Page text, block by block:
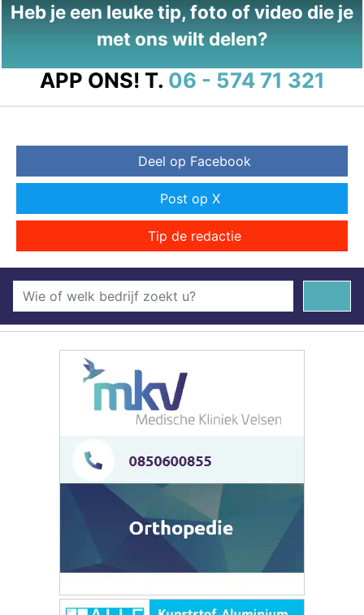
Heb je een leuke tip, foto of video die je
met ons wilt delen?
APP ONS! T. 06 - 574 71 321
Deel op Facebook
Post op X
Tip de redactie